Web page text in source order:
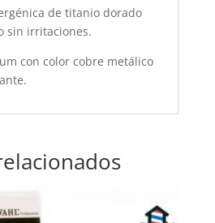
de titanio dorado
sin irritaciones.
con color cobre metálico